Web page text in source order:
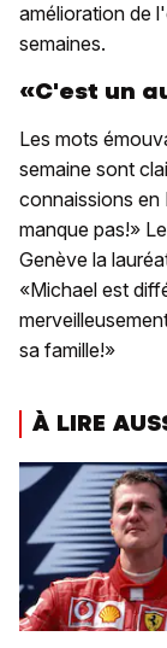
amélioration de
semaines.
«C'est un
Les mots
semaine sont
connaissions en
manque pas!»
Genève la
«Michael est
sa famille!»
À LIRE